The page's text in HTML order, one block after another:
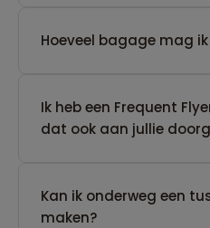
Hoeveel bagage mag
Ik heb een Frequent
dat ook aan jullie
Kan ik onderweg een
maken?